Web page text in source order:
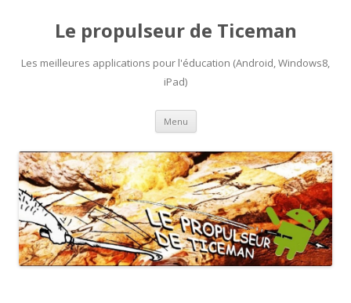
Le propulseur de Ticeman
Les meilleures applications pour l'éducation (Android, Windows8,
iPad)
Menu Aller
contenu